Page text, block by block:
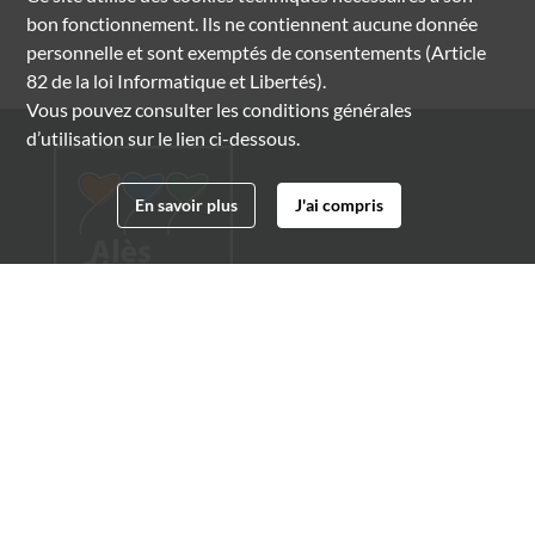
bon fonctionnement. Ils ne contiennent aucune donnée
personnelle et sont exemptés de consentements (Article
82 de la loi Informatique et Libertés).
Vous pouvez consulter les conditions générales
d’utilisation sur le lien ci-dessous.
En savoir plus J'ai compris